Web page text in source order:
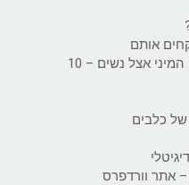
אותם
מה אוכלים כדי להגביר את הרצון המיני אצל נשים – 10
של כלבים
– אתר וורדפרס